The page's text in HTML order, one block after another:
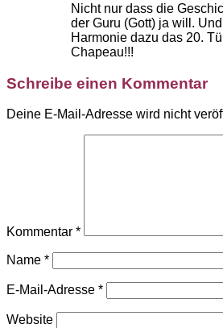
Nicht nur dass die
der Guru (Gott) ja will.
Harmonie dazu das 20.
Chapeau!!!
Schreibe einen Kommentar
Deine E-Mail-Adresse wird nicht
Kommentar *
Name *
E-Mail-Adresse *
Website